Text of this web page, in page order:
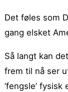
Det føles som
gang elsket
Så langt kan
frem til nå ser
‘fengsle’